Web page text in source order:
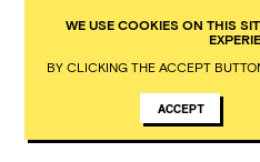
WE USE COOKIES ON THIS
BY CLICKING THE ACCEPT
ACCEPT